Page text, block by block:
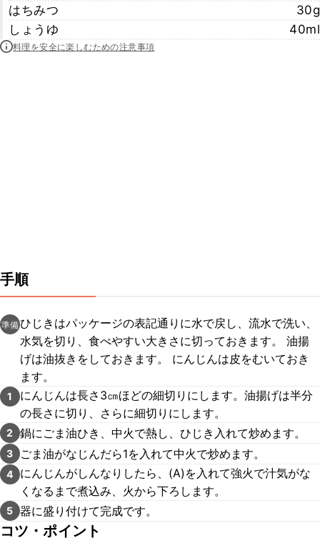
はちみつ
30g
しょうゆ
40ml
料理を安全に楽しむための注意事項
手順
準備ひじきはパッケージの表記通りに水で戻し、流水で洗い、
水気を切り、食べやすい大きさに切っておきます。 油揚
げは油抜きをしておきます。 にんじんは皮をむいておき
ます。
1
にんじんは長さ3㎝ほどの細切りにします。油揚げは半分
の長さに切り、さらに細切りにします。
2 鍋にごま油ひき、中火で熱し、ひじき入れて炒めます。
3 ごま油がなじんだら1を入れて中火で炒めます。
4
にんじんがしんなりしたら、(A)を入れて強火で汁気がな
くなるまで煮込み、火から下ろします。
5 器に盛り付けて完成です。
コツ・ポイント